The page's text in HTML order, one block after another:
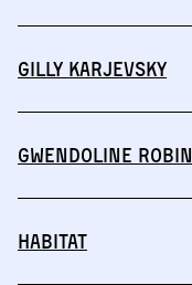
Gilly Karjevsky
Gwendoline Robin
HABITAT